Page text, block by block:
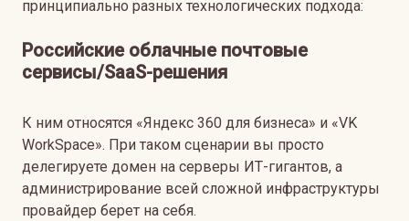
принципиально разных технологических подхода:
Российские облачные почтовые
сервисы/SaaS-решения
К ним относятся «Яндекс 360 для бизнеса» и «VK
WorkSpace». При таком сценарии вы просто
делегируете домен на серверы ИТ-гигантов, а
администрирование всей сложной инфраструктуры
провайдер берет на себя.